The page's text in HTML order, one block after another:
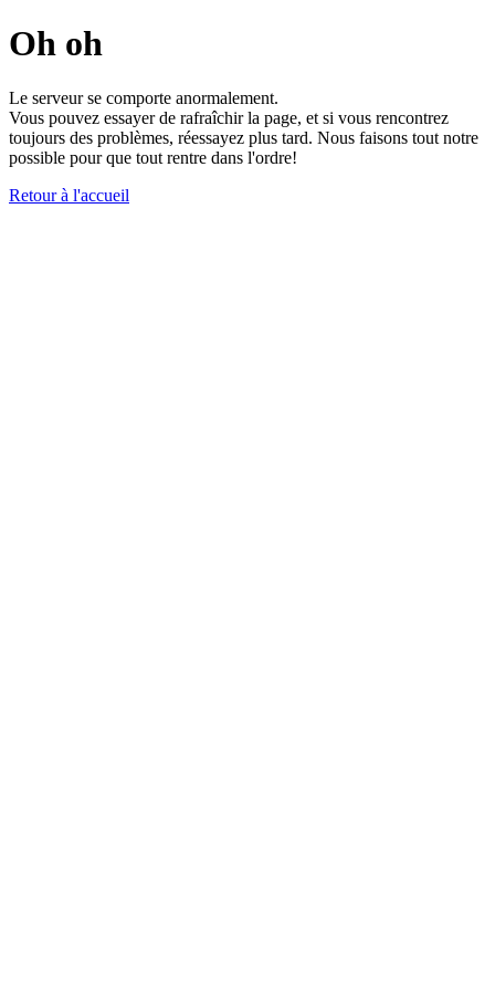
Oh oh
Le serveur se comporte anormalement.
Vous pouvez essayer de rafraîchir la page, et si vous rencontrez
toujours des problèmes, réessayez plus tard. Nous faisons tout notre
possible pour que tout rentre dans l'ordre!
Retour à l'accueil